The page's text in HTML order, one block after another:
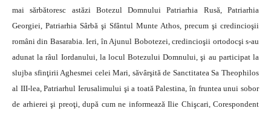
mai sărbătoresc astăzi Botezul Domnului Patriarhia Rusă, Patriarhia
Georgiei, Patriarhia Sârbă şi Sfântul Munte Athos, precum şi credincioşii
români din Basarabia. Ieri, în Ajunul Bobotezei, credincioşii ortodocşi s-au
adunat la râul Iordanului, la locul Botezului Domnului, şi au participat la
slujba sfinţirii Aghesmei celei Mari, săvârşită de Sanctitatea Sa Theophilos
al III-lea, Patriarhul Ierusalimului şi a toată Palestina, în fruntea unui sobor
de arhierei şi preoţi, după cum ne informează Ilie Chişcari, Corespondent